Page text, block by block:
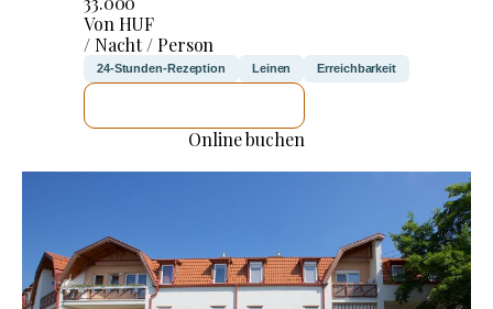
Von HUF
/ Nacht / Person
24-Stunden-Rezeption Leinen Erreichbarkeit
Online buchen